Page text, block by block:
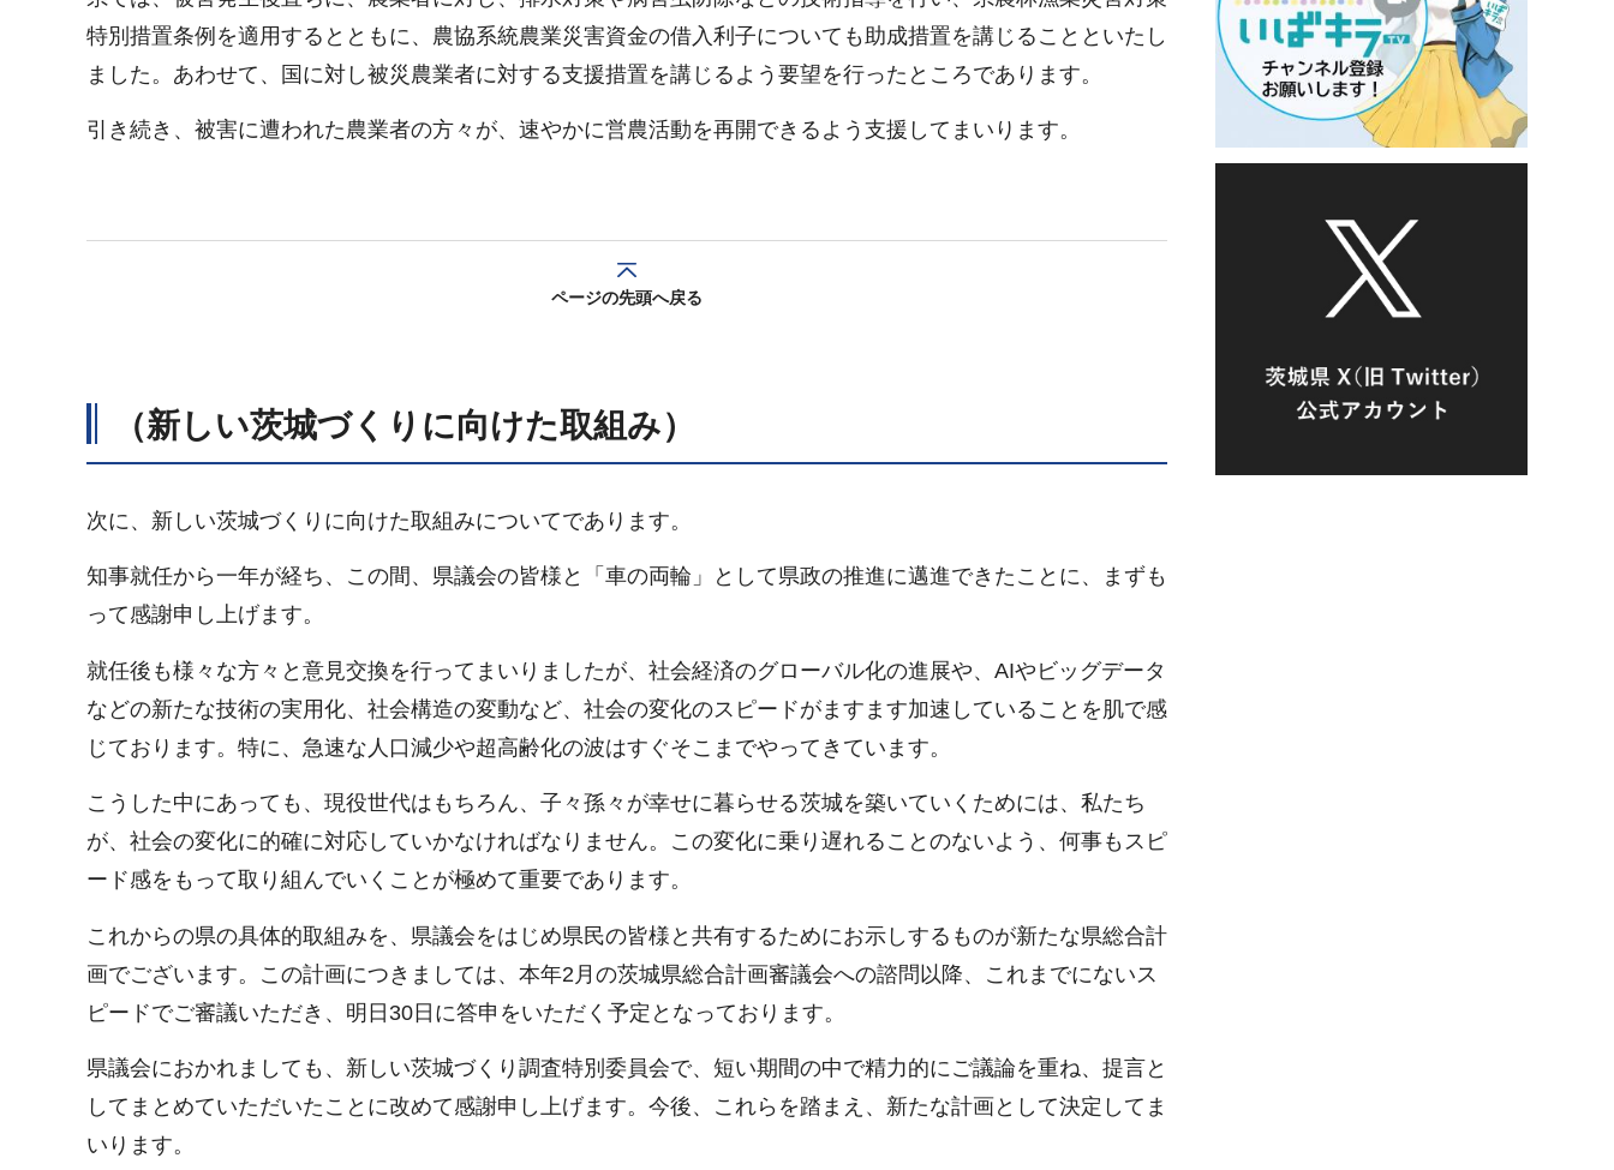
特別措置条例を適用するとともに、農協系統農業災害資金の借入利子についても助成措置を講じることといたし
ました。あわせて、国に対し被災農業者に対する支援措置を講じるよう要望を行ったところであります。
引き続き、被害に遭われた農業者の方々が、速やかに営農活動を再開できるよう支援してまいります。
ページの先頭へ戻る
（新しい茨城づくりに向けた取組み）
次に、新しい茨城づくりに向けた取組みについてであります。
知事就任から一年が経ち、この間、県議会の皆様と「車の両輪」として県政の推進に邁進できたことに、まずも
って感謝申し上げます。
就任後も様々な方々と意見交換を行ってまいりましたが、社会経済のグローバル化の進展や、AIやビッグデータ
などの新たな技術の実用化、社会構造の変動など、社会の変化のスピードがますます加速していることを肌で感
じております。特に、急速な人口減少や超高齢化の波はすぐそこまでやってきています。
こうした中にあっても、現役世代はもちろん、子々孫々が幸せに暮らせる茨城を築いていくためには、私たち
が、社会の変化に的確に対応していかなければなりません。この変化に乗り遅れることのないよう、何事もスピ
ード感をもって取り組んでいくことが極めて重要であります。
これからの県の具体的取組みを、県議会をはじめ県民の皆様と共有するためにお示しするものが新たな県総合計
画でございます。この計画につきましては、本年2月の茨城県総合計画審議会への諮問以降、これまでにないス
ピードでご審議いただき、明日30日に答申をいただく予定となっております。
県議会におかれましても、新しい茨城づくり調査特別委員会で、短い期間の中で精力的にご議論を重ね、提言と
してまとめていただいたことに改めて感謝申し上げます。今後、これらを踏まえ、新たな計画として決定してま
いります。